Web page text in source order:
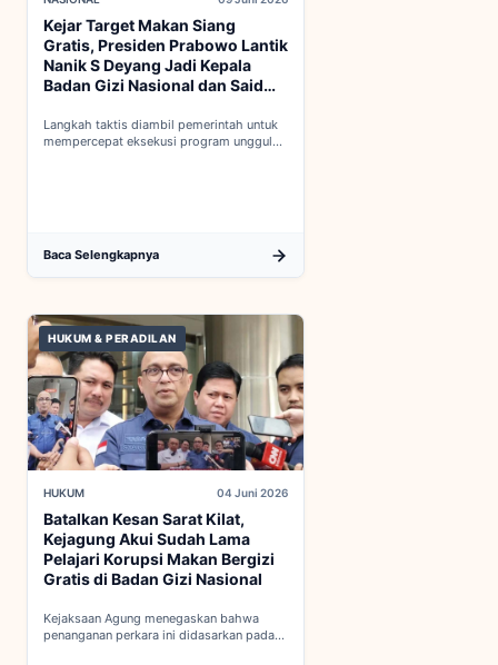
Kejar Target Makan Siang
Gratis, Presiden Prabowo Lantik
Nanik S Deyang Jadi Kepala
Badan Gizi Nasional dan Said
Langkah taktis diambil pemerintah untuk
mempercepat eksekusi program unggulan
Baca Selengkapnya
HUKUM & PERADILAN
HUKUM 04 Juni 2026
Batalkan Kesan Sarat Kilat,
Kejagung Akui Sudah Lama
Pelajari Korupsi Makan Bergizi
Gratis di Badan Gizi Nasional
Kejaksaan Agung menegaskan bahwa
penanganan perkara ini didasarkan pada